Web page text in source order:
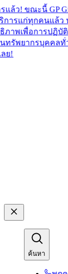
! ขณะนี้ GP Gia ™
แก่ทุกคนแล้ว นำเ
เพื่อการปฏิบัติตา
ยากรบุคคลทั่วโล
ค้นหา​​